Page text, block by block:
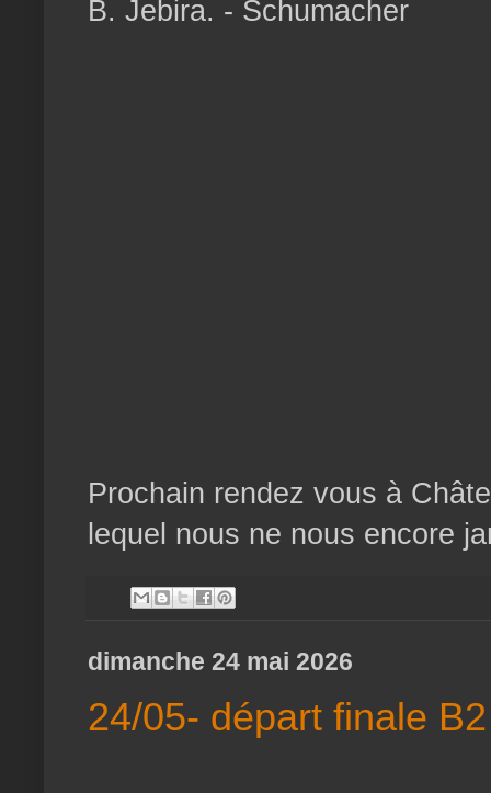
B. Jebira. - Schumacher
Prochain rendez vous à
lequel nous ne nous encore
dimanche 24 mai 2026
24/05- départ finale